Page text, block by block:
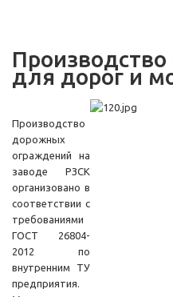
для дорог и
Производство
дорожных
ограждений на
заводе РЗСК
организовано в
соответствии с
требованиями
ГОСТ 26804-
2012 по
внутренним ТУ
предприятия.